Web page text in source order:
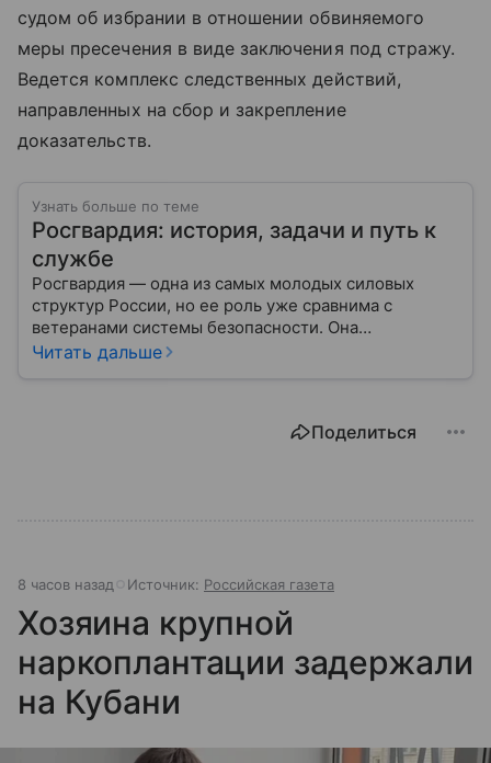
судом об избрании в отношении обвиняемого
меры пресечения в виде заключения под стражу.
Ведется комплекс следственных действий,
направленных на сбор и закрепление
доказательств.
Узнать больше по теме
Росгвардия: история, задачи и путь к
службе
Росгвардия — одна из самых молодых силовых
структур России, но ее роль уже сравнима с
ветеранами системы безопасности. Она
одновременно напоминает армию и полицию, но
Читать дальше
Поделиться
8 часов назад Источник: Российская газета
Хозяина крупной
наркоплантации задержали
на Кубани